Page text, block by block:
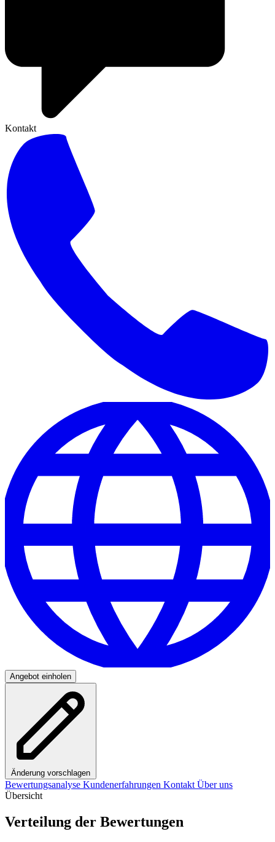
Kontakt
Angebot einholen
Änderung vorschlagen
Bewertungsanalyse Kundenerfahrungen Kontakt Über uns
Übersicht
Verteilung der Bewertungen